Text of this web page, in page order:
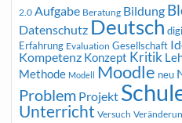
2.0 Aufgabe Beratung Bildung
Datenschutz Deutsch
Erfahrung Evaluation Gesellschaft
Kompetenz Konzept Kritik
Methode Modell Moodle neu
Problem Projekt
Unterricht Versuch